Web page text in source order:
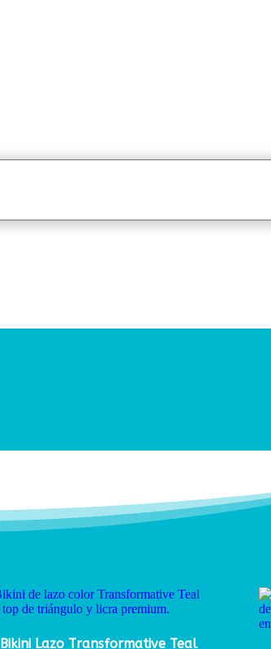
Bikini Lazo Transformative Teal